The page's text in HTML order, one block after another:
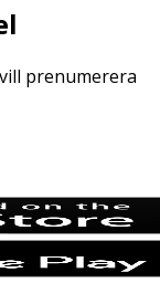
prenumerera